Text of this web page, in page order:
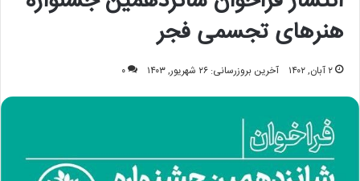
هنرهای تجسمی فجر
۲ آبان, ۱۴۰۲ آخرین بروزرسانی: ۲۶ شهریور, ۱۴۰۳ ۰